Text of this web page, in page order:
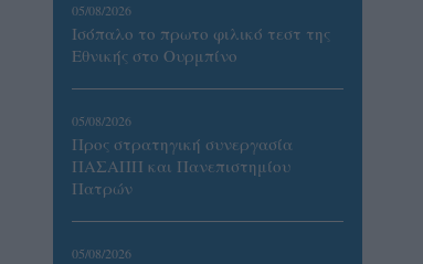
05/08/2026
Ισόπαλο το πρωτο φιλικό τεστ της
Εθνικής στο Ουρμπίνο
05/08/2026
Προς στρατηγική συνεργασία
ΠΑΣΑΠΠ και Πανεπιστημίου
Πατρών
05/08/2026